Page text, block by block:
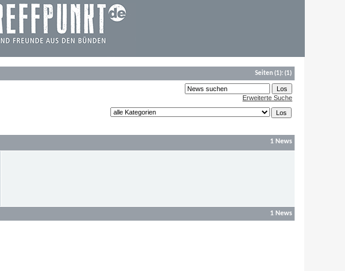
Seiten(1):(1)
Erweiterte Suche
1 News
1 News